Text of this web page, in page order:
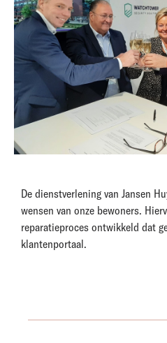
De dienstverlening van Jansen
wensen van onze bewoners.
reparatieproces ontwikkeld dat
klantenportaal.